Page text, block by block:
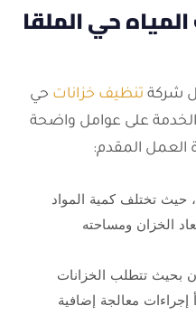
حي الملقا
شركة تنظيف خزانات حي
الخدمة على عوامل واضحة
العمل المقدم:
حيث تختلف كمية المواد
الخزان ومساحته
بحيث تتطلب الخزانات
إجراءات معالجة إضافية